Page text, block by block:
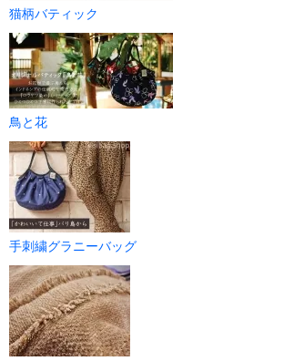
猫柄バティック
鳥と花
手刺繍グラニーバッグ